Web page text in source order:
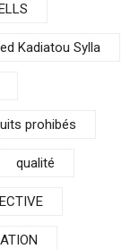
Kadiatou Sylla
prohibés
qualité